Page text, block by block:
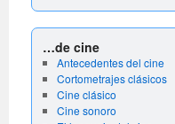
…de cine
Antecedentes del cine
Cortometrajes clásicos
Cine clásico
Cine sonoro